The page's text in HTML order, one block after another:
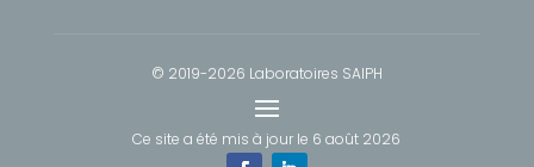
© 2019-2026 Laboratoires SAIPH
Ce site a été mis à jour le 6 août 2026